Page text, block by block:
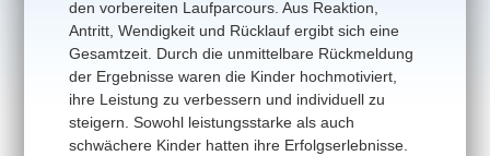
den vorbereiten Laufparcours. Aus Reaktion,
Antritt, Wendigkeit und Rücklauf ergibt sich eine
Gesamtzeit. Durch die unmittelbare Rückmeldung
der Ergebnisse waren die Kinder hochmotiviert,
ihre Leistung zu verbessern und individuell zu
steigern. Sowohl leistungsstarke als auch
schwächere Kinder hatten ihre Erfolgserlebnisse.